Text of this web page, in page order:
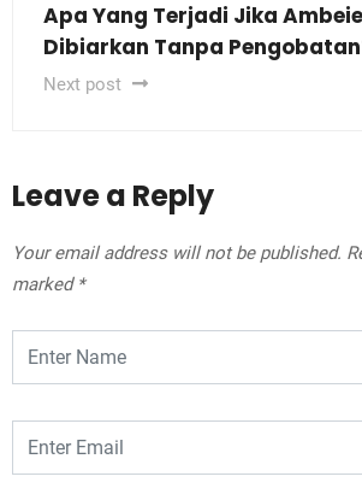
Apa Yang Terjadi Jika
Dibiarkan Tanpa
Next post
Leave a Reply
Your email address will not be published.
marked *